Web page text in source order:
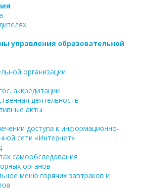
управления образовательной
организации
аккредитации
деятельность
акты
доступа к информационно-
сети «Интернет»
самообследования
органов
меню горячих завтраков и